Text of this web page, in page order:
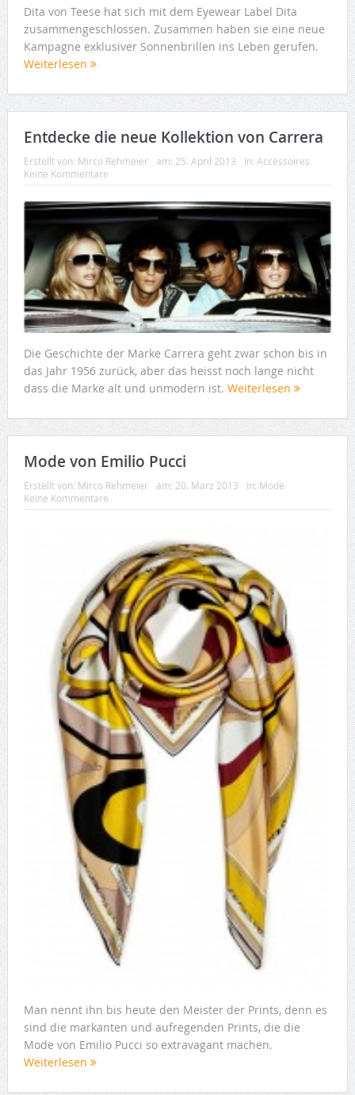
Dita von Teese hat sich mit dem Eyewear Label Dita
zusammengeschlossen. Zusammen haben sie eine neue
Kampagne exklusiver Sonnenbrillen ins Leben gerufen.
Weiterlesen
Entdecke die neue Kollektion von Carrera
Erstellt von: Mirco Rehmeier am: 25. April 2013 In: Accessoires
Keine Kommentare
Die Geschichte der Marke Carrera geht zwar schon bis in
das Jahr 1956 zurück, aber das heisst noch lange nicht
dass die Marke alt und unmodern ist. Weiterlesen
Mode von Emilio Pucci
Erstellt von: Mirco Rehmeier am: 20. März 2013 In: Mode
Keine Kommentare
Man nennt ihn bis heute den Meister der Prints, denn es
sind die markanten und aufregenden Prints, die die
Mode von Emilio Pucci so extravagant machen.
Weiterlesen